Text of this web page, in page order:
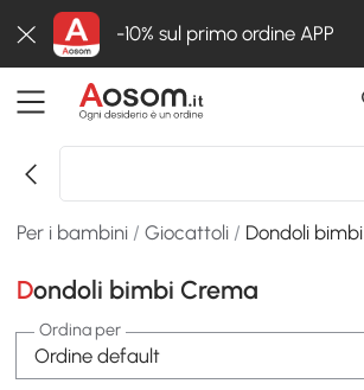
-10% sul primo ordine APP
Per i bambini /Giocattoli / Dondoli bimbi
Dondoli bimbi Crema
Ordina per
Ordine default